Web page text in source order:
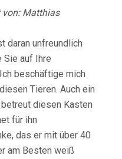
Matthias
daran unfreundlich
Sie auf Ihre
beschäftige mich
Tieren. Auch ein
diesen Kasten
für ihn
das er mit über 40
am Besten weiß